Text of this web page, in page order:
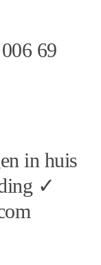
69
in huis
✓